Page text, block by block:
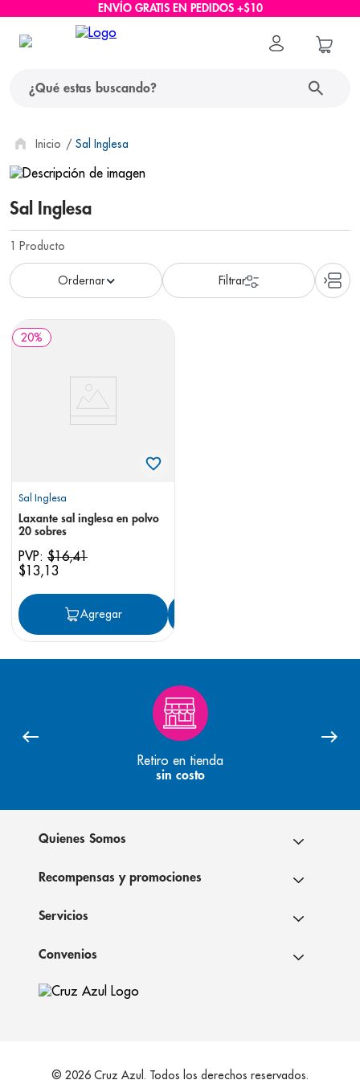
ENVÍO GRATIS EN PEDIDOS +$10
Sal Inglesa
Sal Inglesa
1 Producto
20%
Sal Inglesa
Laxante sal inglesa en polvo
20 sobres
PVP: $16,41
$13,13
Agregar
Retiro en tienda
sin costo
Quienes Somos
Recompensas y promociones
Servicios
Convenios
© 2026 Cruz Azul. Todos los derechos reservados.
términos más buscados
1. protector solar
. pañales
3
4. cerave
6. bioderma
7.
pediasure
panolini